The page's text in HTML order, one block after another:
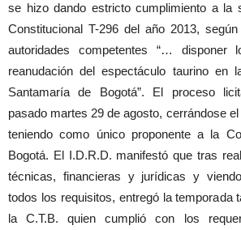
se hizo dando estricto cumplimiento a la
Constitucional T-296 del año 2013,
autoridades competentes “… disponer
reanudación del espectáculo taurino en
Santamaría de Bogotá”. El proceso
pasado martes 29 de agosto, cerrándose
teniendo como único proponente a la
Bogotá. El I.D.R.D. manifestó que tras
técnicas, financieras y jurídicas y
todos los requisitos, entregó la temporada
la C.T.B. quien cumplió con los